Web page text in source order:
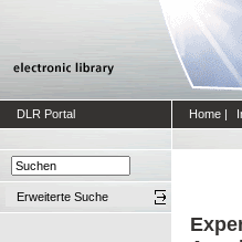
DLR Portal Home |
Erweiterte Suche